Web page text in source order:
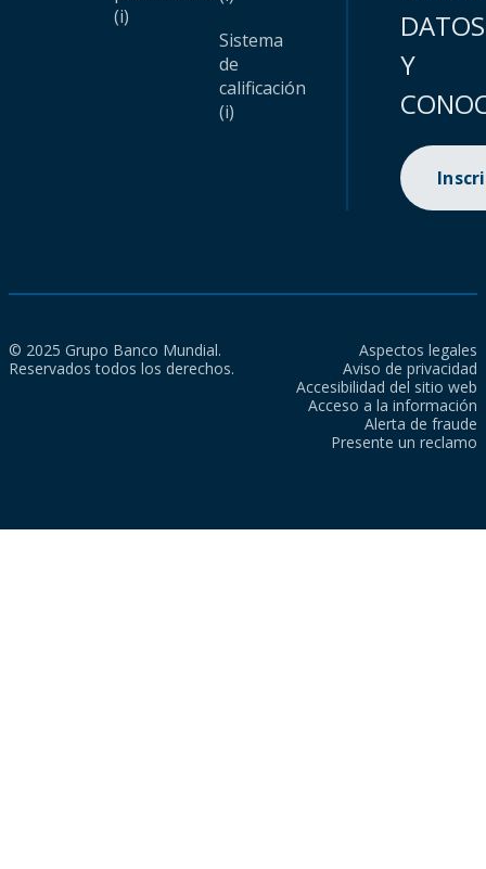
(i)
Sistema
de
calificación
(i)
DATOS
Y
© 2025 Grupo Banco Mundial.
Reservados todos los derechos.
Aspectos legales
Aviso de privacidad
Accesibilidad del sitio web
Acceso a la información
Alerta de fraude
Presente un reclamo